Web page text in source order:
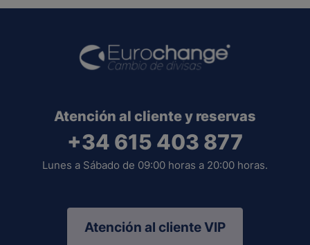
Atención al cliente y reservas
+34 615 403 877
Lunes a Sábado de 09:00 horas a 20:00 horas.
Atención al cliente VIP